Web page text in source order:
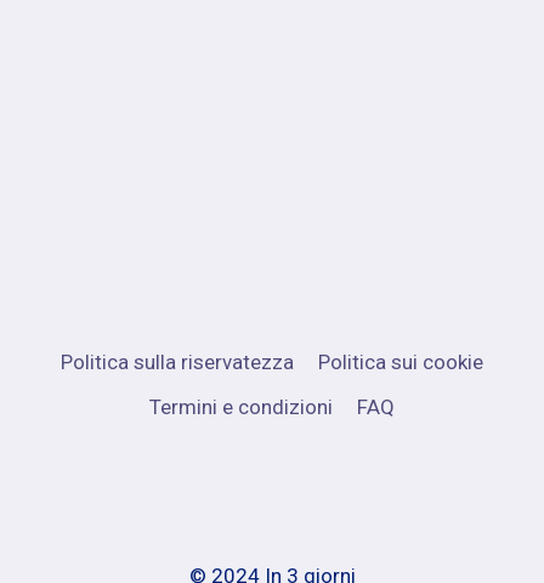
Politica sulla riservatezza
Politica sui cookie
Termini e condizioni
FAQ
© 2024 In 3 giorni